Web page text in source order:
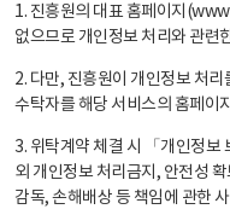
1. 진흥원의 대표 홈페이지
없으므로 개인정보 처리와 관련
2. 다만, 진흥원이 개인정보 처
수탁자를 해당 서비스의 홈페이
3. 위탁계약 체결 시 「개인정보
외 개인정보 처리금지, 안전성
감독, 손해배상 등 책임에 관한